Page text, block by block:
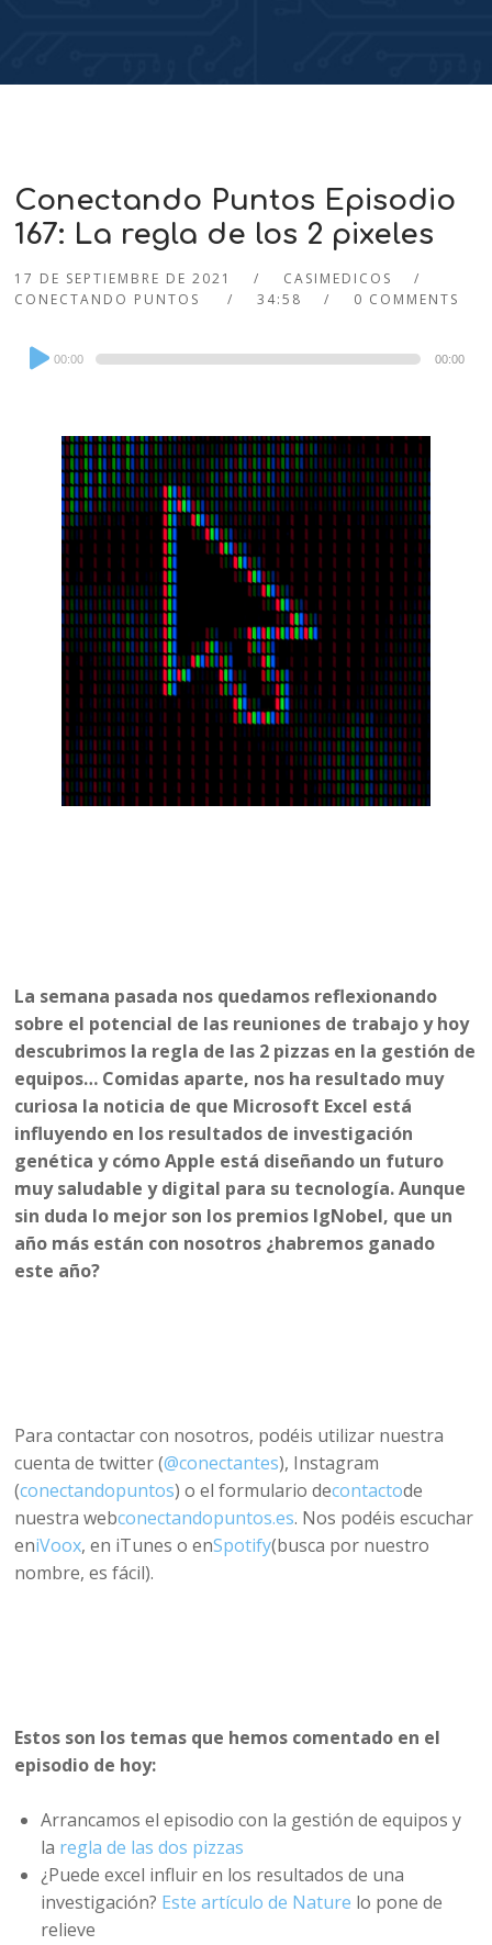
Conectando Puntos Episodio
167: La regla de los 2 pixeles
17 DE SEPTIEMBRE DE 2021
CASIMEDICOS
CONECTANDO PUNTOS
34:58 0 COMMENTS
Audio
Player
00:00 00:00
La semana pasada nos quedamos reflexionando
sobre el potencial de las reuniones de trabajo y hoy
descubrimos la regla de las 2 pizzas en la gestión de
equipos… Comidas aparte, nos ha resultado muy
curiosa la noticia de que Microsoft Excel está
influyendo en los resultados de investigación
genética y cómo Apple está diseñando un futuro
muy saludable y digital para su tecnología. Aunque
sin duda lo mejor son los premios IgNobel, que un
año más están con nosotros ¿habremos ganado
este año?
Para contactar con nosotros, podéis utilizar nuestra
cuenta de twitter (@conectantes), Instagram
(conectandopuntos) o el formulario decontactode
nuestra webconectandopuntos.es. Nos podéis escuchar
eniVoox, en iTunes o enSpotify(busca por nuestro
nombre, es fácil).
Estos son los temas que hemos comentado en el
episodio de hoy:
Arrancamos el episodio con la gestión de equipos y
la regla de las dos pizzas
¿Puede excel influir en los resultados de una
investigación? Este artículo de Nature lo pone de
relieve